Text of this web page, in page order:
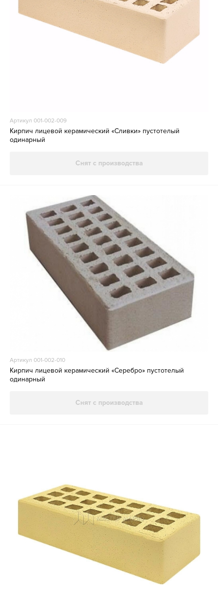
Артикул 001-002-009
Кирпич лицевой керамический «Сливки» пустотелый
одинарный
Снят с производства
Артикул 001-002-010
Кирпич лицевой керамический «Серебро» пустотелый
одинарный
Снят с производства